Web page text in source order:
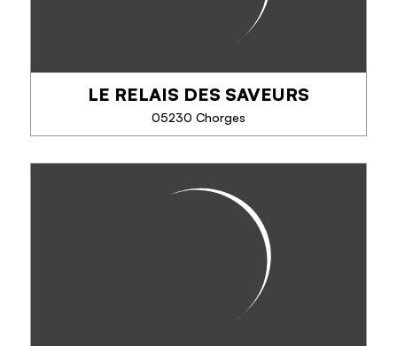
TÉLÉPHONE
EN SAVOIR PLUS
LE RELAIS DES SAVEURS
05230 Chorges
Boutique de produits locaux, régionaux et bio.
Saveurs et senteurs des Alpes à la Provence.
Stephanie et Pascal seront ravi de vous conseiller
sur tous les produits du magasin sélectionnés...